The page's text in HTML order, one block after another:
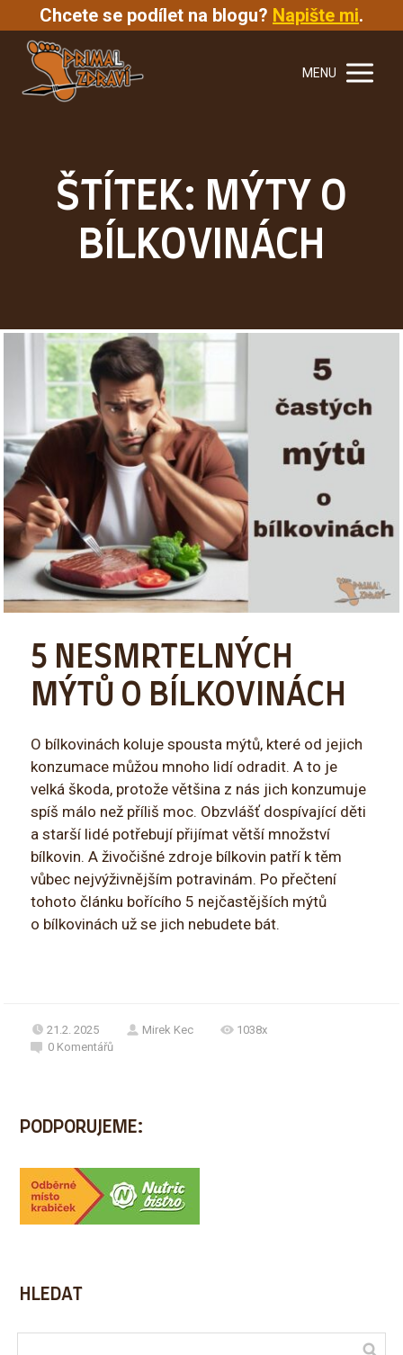
Chcete se podílet na blogu? Napište mi.
MENU
ŠTÍTEK: MÝTY O
BÍLKOVINÁCH
5 NESMRTELNÝCH
MÝTŮ O BÍLKOVINÁCH
O bílkovinách koluje spousta mýtů, které od jejich
konzumace můžou mnoho lidí odradit. A to je
velká škoda, protože většina z nás jich konzumuje
spíš málo než příliš moc. Obzvlášť dospívající děti
a starší lidé potřebují přijímat větší množství
bílkovin. A živočišné zdroje bílkovin patří k těm
vůbec nejvýživnějším potravinám. Po přečtení
tohoto článku bořícího 5 nejčastějších mýtů
o bílkovinách už se jich nebudete bát.
21.2. 2025 Mirek Kec
1038x
0 Komentářů
PODPORUJEME:
HLEDAT